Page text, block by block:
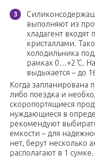
выполняют из
хладагент
кристаллами.
холодильника
рамках 0…+2 ̊С.
выдыхается – до
Когда запланирована
либо поездка и
скоропортящиеся
нуждающиеся в
рекомендуют
емкости – для
нет, берут несколько
располагают в 1 сумке.